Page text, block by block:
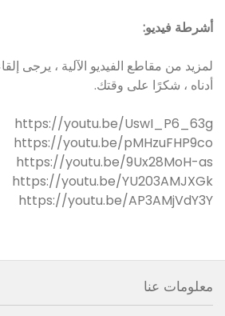
أشرطة فيديو:
لمزيد من مقاطع الفيديو الآلية ، يرجى
أدناه ، شكرًا على وقتك.
https://youtu.be/UswI_P6_63g
https://youtu.be/pMHzuFHP9co
https://youtu.be/9Ux28MoH-as
https://youtu.be/YU203AMJXGk
https://youtu.be/AP3AMjVdY3Y
معلومات عنا